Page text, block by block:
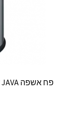
פח אשפה JAVA עגול 30 ליטר ניקל מוברש טריקה שקטה